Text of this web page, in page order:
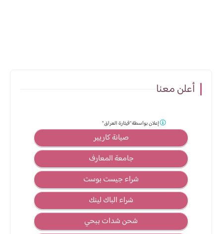
أعلن معنا
صيانة كاريير
جامعة المعارف
شراء جيست بوست
شراء الباك لينك
شحن شدات ببحي
إعلان بواسطة"قيثارة العراق "